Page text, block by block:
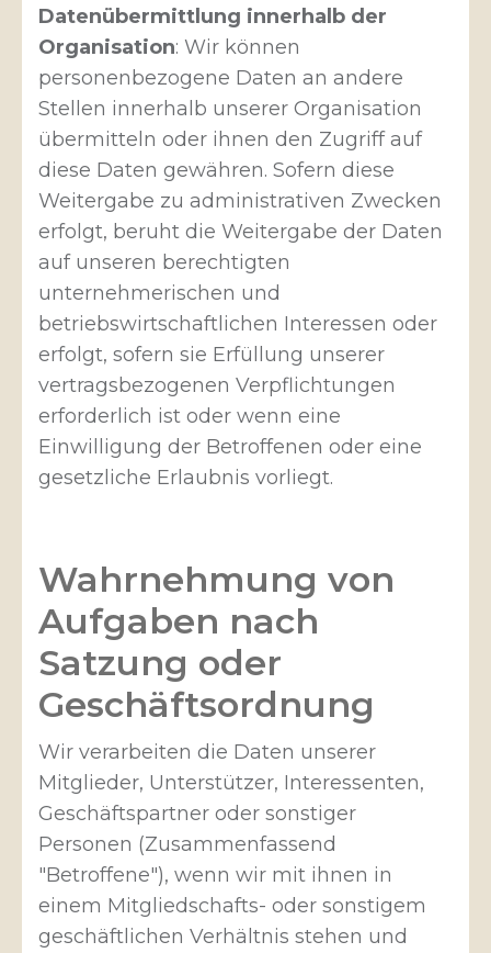
Datenübermittlung innerhalb der
Organisation: Wir können
personenbezogene Daten an andere
Stellen innerhalb unserer Organisation
übermitteln oder ihnen den Zugriff auf
diese Daten gewähren. Sofern diese
Weitergabe zu administrativen Zwecken
erfolgt, beruht die Weitergabe der Daten
auf unseren berechtigten
unternehmerischen und
betriebswirtschaftlichen Interessen oder
erfolgt, sofern sie Erfüllung unserer
vertragsbezogenen Verpflichtungen
erforderlich ist oder wenn eine
Einwilligung der Betroffenen oder eine
gesetzliche Erlaubnis vorliegt.
Wahrnehmung von
Aufgaben nach
Satzung oder
Geschäftsordnung
Wir verarbeiten die Daten unserer
Mitglieder, Unterstützer, Interessenten,
Geschäftspartner oder sonstiger
Personen (Zusammenfassend
"Betroffene"), wenn wir mit ihnen in
einem Mitgliedschafts- oder sonstigem
geschäftlichen Verhältnis stehen und